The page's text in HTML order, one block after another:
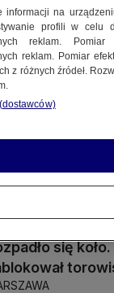
budowa
jezdnie,
się
informacji na
profili w celu
reklam.
reklam. Pomiar
z różnych źródeł.